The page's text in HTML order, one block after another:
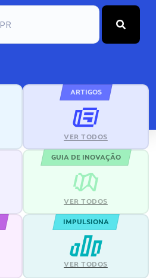
ARTIGOS
VER TODOS
GUIA DE INOVAÇÃO
VER TODOS
IMPULSIONA
VER TODOS